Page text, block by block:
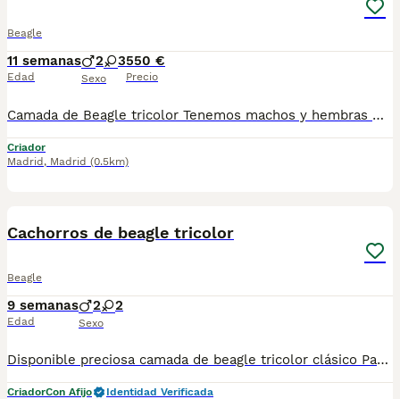
Beagle
11 semanas
Edad
2 3
Sexo
550 €
Precio
Camada de Beagle tricolor Tenemos machos y hembras Nuestros cachorros se veían en habiente familiar ,sin jaulas ,con un respeto y exclusiva cria,somos respetuosos con el tiempo de destete ,cada cachorro necesita su tiempo.. Destetamos con un pienso de alta calidad , Cachorros revisados ,desde el nacimiento ,hasta la entrega por un veterinario competente ,buscando siempre el bienestar de nuestros animales.. Sociabilizados y equilibrados tanto padres como cachorros Se entregan con todo el protocolo veterinario legal,y garantías por escrito completas.. Tenemos servicio de entrega personalizado a cualquier punto de España,directo.. El precio puede cambiar tanto en sexo como en características del cachorro. Dejanos tú teléfono y te mandamos toda la información fotos y vídeos ..
Criador
Madrid , Madrid (0.5km)
Cachorros de beagle tricolor
Beagle
9 semanas
Edad
2 2
Sexo
Disponible preciosa camada de beagle tricolor clásico Padre multi campeón Se entregan vacunados desparasitados con chip pasaporte (pedigree opcional) Más información por WhatsApp 644959749
CriadorCon Afijo
Identidad Verificada